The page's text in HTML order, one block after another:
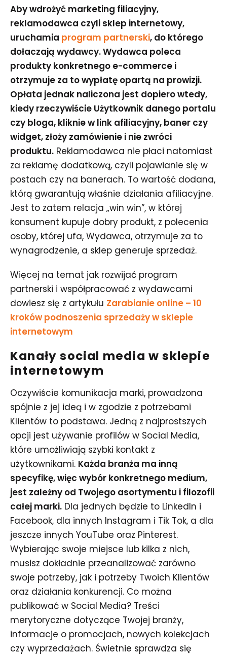
Aby wdrożyć marketing filiacyjny,
reklamodawca czyli sklep internetowy,
uruchamia program partnerski, do którego
dołaczają wydawcy. Wydawca poleca
produkty konkretnego e-commerce i
otrzymuje za to wypłatę opartą na prowizji.
Opłata jednak naliczona jest dopiero wtedy,
kiedy rzeczywiście Użytkownik danego portalu
czy bloga, kliknie w link afiliacyjny, baner czy
widget, złoży zamówienie i nie zwróci
produktu. Reklamodawca nie płaci natomiast
za reklamę dodatkową, czyli pojawianie się w
postach czy na banerach. To wartość dodana,
którą gwarantują właśnie działania afiliacyjne.
Jest to zatem relacja „win win”, w której
konsument kupuje dobry produkt, z polecenia
osoby, której ufa, Wydawca, otrzymuje za to
wynagrodzenie, a sklep generuje sprzedaż.
Więcej na temat jak rozwijać program
partnerski i współpracować z wydawcami
dowiesz się z artykułu Zarabianie online – 10
kroków podnoszenia sprzedaży w sklepie
internetowym
Kanały social media w sklepie
internetowym
Oczywiście komunikacja marki, prowadzona
spójnie z jej ideą i w zgodzie z potrzebami
Klientów to podstawa. Jedną z najprostszych
opcji jest używanie profilów w Social Media,
które umożliwiają szybki kontakt z
użytkownikami. Każda branża ma inną
specyfikę, więc wybór konkretnego medium,
jest zależny od Twojego asortymentu i filozofii
całej marki. Dla jednych będzie to LinkedIn i
Facebook, dla innych Instagram i Tik Tok, a dla
jeszcze innych YouTube oraz Pinterest.
Wybierając swoje miejsce lub kilka z nich,
musisz dokładnie przeanalizować zarówno
swoje potrzeby, jak i potrzeby Twoich Klientów
oraz działania konkurencji. Co można
publikować w Social Media? Treści
merytoryczne dotyczące Twojej branży,
informacje o promocjach, nowych kolekcjach
czy wyprzedażach. Świetnie sprawdza się